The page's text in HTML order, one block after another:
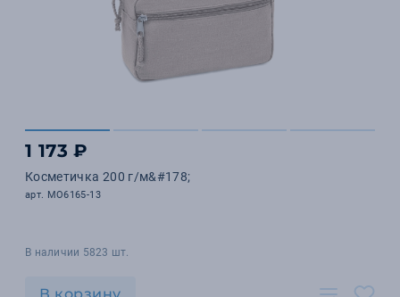
1 173 ₽
Косметичка 200 г/м&#178;
арт. MO6165-13
В наличии 5823 шт.